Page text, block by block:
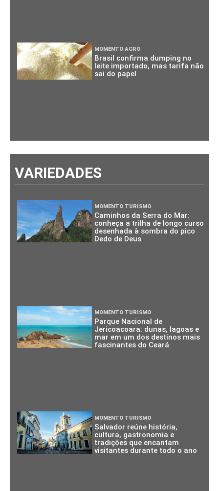
MOMENTO AGRO
Brasil confirma dumping no
leite importado, mas tarifa não
sai do papel
VARIEDADES
MOMENTO TURISMO
Caminhos da Serra do Mar:
conheça a trilha de longo curso
desenhada à sombra do pico
Dedo de Deus
MOMENTO TURISMO
Parque Nacional de
Jericoacoara: dunas, lagoas e
mar em um dos destinos mais
fascinantes do Ceará
MOMENTO TURISMO
Salvador reúne história,
cultura, gastronomia e
tradições que encantam
visitantes durante todo o ano